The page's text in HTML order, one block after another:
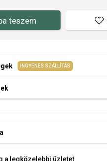
teszem
INGYENES SZÁLLÍTÁS
a legközelebbi üzletet